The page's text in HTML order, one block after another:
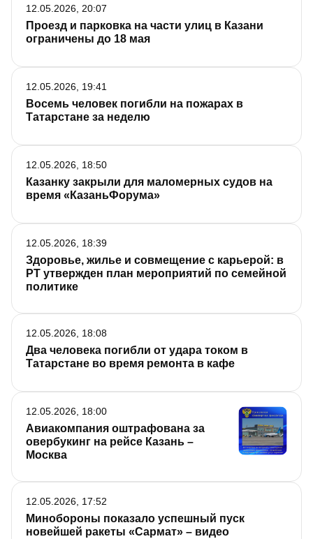
Проезд и парковка на части улиц в Казани
ограничены до 18 мая
12.05.2026, 20:07
Восемь человек погибли на пожарах в
Татарстане за неделю
12.05.2026, 19:41
Казанку закрыли для маломерных судов на
время «КазаньФорума»
12.05.2026, 18:50
Здоровье, жилье и совмещение с карьерой: в
РТ утвержден план мероприятий по семейной
политике
12.05.2026, 18:39
Два человека погибли от удара током в
Татарстане во время ремонта в кафе
12.05.2026, 18:08
Авиакомпания оштрафована за
овербукинг на рейсе Казань –
Москва
12.05.2026, 18:00
Минобороны показало успешный пуск
новейшей ракеты «Сармат» – видео
12.05.2026, 17:52